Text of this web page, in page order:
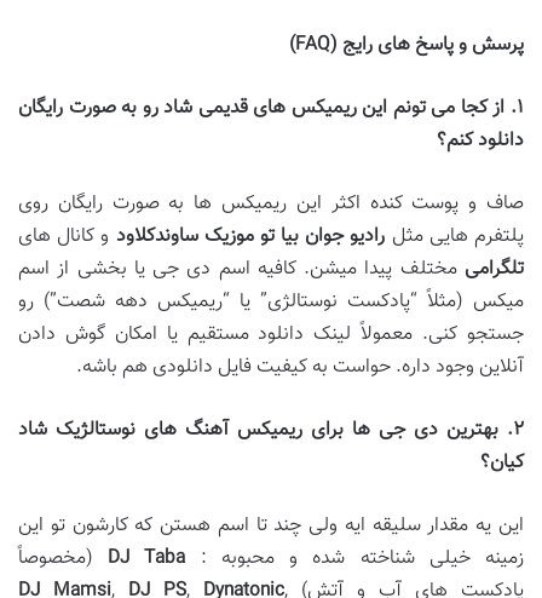
پرسش و پاسخ های رایج (FAQ)
۱. از کجا می تونم این ریمیکس های قدیمی شاد رو به صورت رایگان
دانلود کنم؟
صاف و پوست کنده اکثر این ریمیکس ها به صورت رایگان روی
پلتفرم هایی مثل رادیو جوان بیا تو موزیک ساوندکلاود و کانال های
تلگرامی مختلف پیدا میشن. کافیه اسم دی جی یا بخشی از اسم
میکس (مثلاً “پادکست نوستالژی” یا “ریمیکس دهه شصت”) رو
جستجو کنی. معمولاً لینک دانلود مستقیم یا امکان گوش دادن
آنلاین وجود داره. حواست به کیفیت فایل دانلودی هم باشه.
۲. بهترین دی جی ها برای ریمیکس آهنگ های نوستالژیک شاد
کیان؟
این یه مقدار سلیقه ایه ولی چند تا اسم هستن که کارشون تو این
زمینه خیلی شناخته شده و محبوبه :
DJTaba
(مخصوصاً
پادکست های آب و آتش)
DJ Mamsi, DJ PS, Dynatonic,